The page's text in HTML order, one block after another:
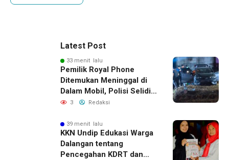
Latest Post
33 menit lalu
Pemilik Royal Phone
Ditemukan Meninggal di
Dalam Mobil, Polisi Selidiki
Dugaan Keterkaitan
3 Redaksi
39 menit lalu
KKN Undip Edukasi Warga
Dalangan tentang
Pencegahan KDRT dan